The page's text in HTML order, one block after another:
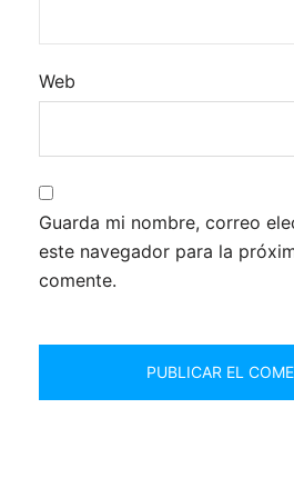
Web
Guarda mi nombre, correo
este navegador para la
comente.